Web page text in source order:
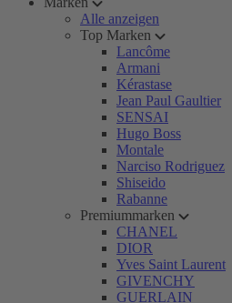
Alle anzeigen
Top Marken
Lancôme
Armani
Kérastase
Jean Paul Gaultier
SENSAI
Hugo Boss
Montale
Narciso Rodriguez
Shiseido
Rabanne
Premiummarken
CHANEL
DIOR
Yves Saint Laurent
GIVENCHY
GUERLAIN